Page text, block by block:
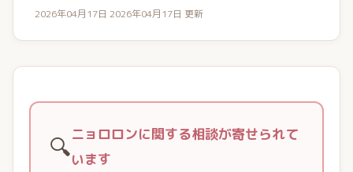
2026年04月17日 2026年04月17日 更新
🔍ニョロロンに関する相談が寄せられて
います